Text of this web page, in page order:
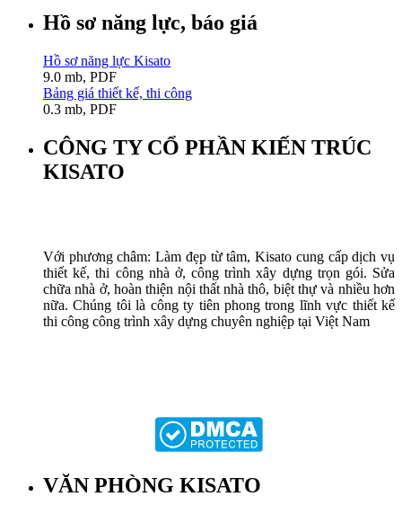
Hồ sơ năng lực, báo giá
Hồ sơ năng lực Kisato
9.0 mb, PDF
Bảng giá thiết kế, thi công
0.3 mb, PDF
CÔNG TY CỔ PHẦN KIẾN TRÚC
KISATO
Với phương châm: Làm đẹp từ tâm, Kisato cung cấp dịch vụ
thiết kế, thi công nhà ở, công trình xây dựng trọn gói. Sửa
chữa nhà ở, hoàn thiện nội thất nhà thô, biệt thự và nhiều hơn
nữa. Chúng tôi là công ty tiên phong trong lĩnh vực thiết kế
thi công công trình xây dựng chuyên nghiệp tại Việt Nam
VĂN PHÒNG KISATO